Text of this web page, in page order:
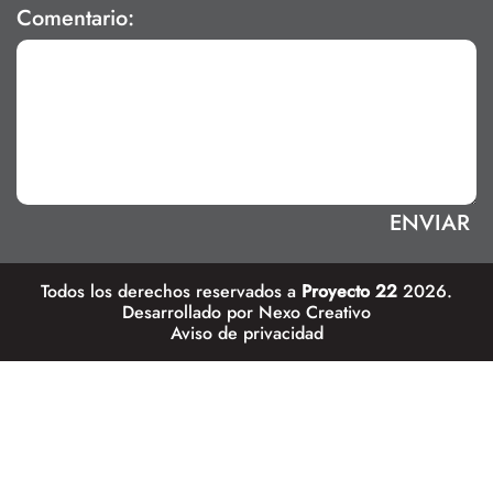
Comentario:
Todos los derechos reservados a Proyecto 22 2026.
Desarrollado por Nexo Creativo
Aviso de privacidad